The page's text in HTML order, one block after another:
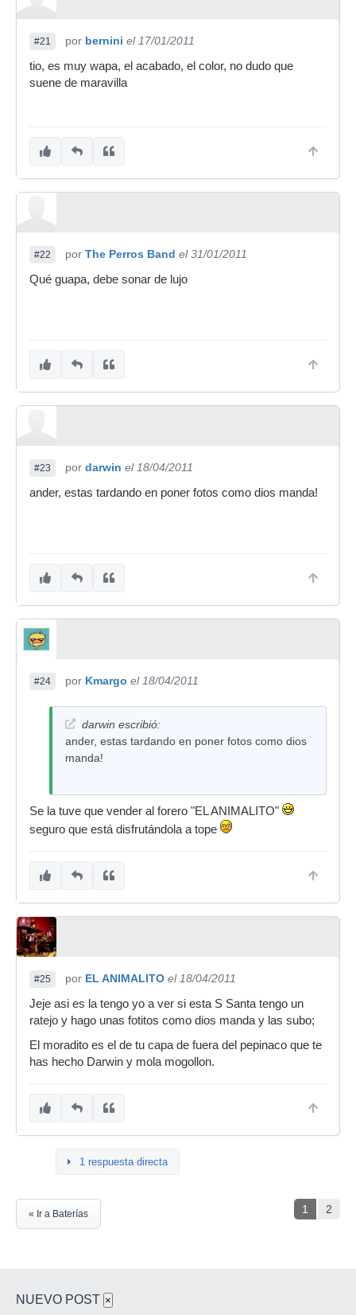
#21 por bernini el 17/01/2011
tio, es muy wapa, el acabado, el color, no dudo que
suene de maravilla
#22 por The Perros Band el 31/01/2011
Qué guapa, debe sonar de lujo
#23 por darwin el 18/04/2011
ander, estas tardando en poner fotos como dios manda!
#24 por Kmargo el 18/04/2011
darwin escribió:
ander, estas tardando en poner fotos como dios
manda!
Se la tuve que vender al forero "EL ANIMALITO"
seguro que está disfrutándola a tope
#25 por EL ANIMALITO el 18/04/2011
Jeje asi es la tengo yo a ver si esta S Santa tengo un
ratejo y hago unas fotitos como dios manda y las subo;
El moradito es el de tu capa de fuera del pepinaco que te
has hecho Darwin y mola mogollon.
1 respuesta directa
1 2
« Ir a Baterías
NUEVO POST ×